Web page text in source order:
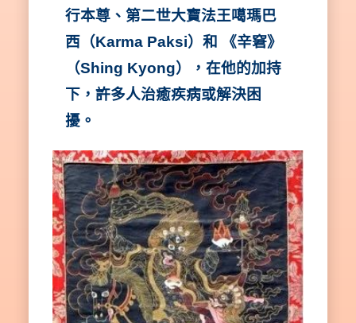
行本尊、第二世大寶法王噶瑪巴
西（Karma Paksi）和 《辛窘》
（Shing Kyong），在他的加持
下，許多人治癒疾病或解決困
擾。